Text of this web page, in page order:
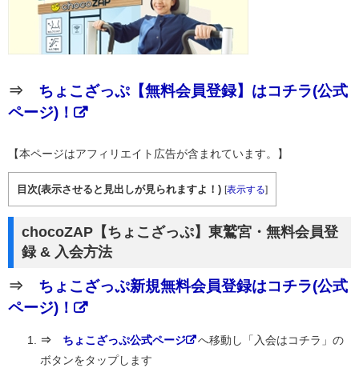
⇒ ちょこざっぷ【無料会員登録】はコチラ(公式
ページ)！
【本ページはアフィリエイト広告が含まれています。】
目次(表示させると見出しが見られますよ！) [表示する]
chocoZAP【ちょこざっぷ】東鷲宮・無料会員登
録 & 入会方法
⇒ ちょこざっぷ新規無料会員登録はコチラ(公式
ページ)！
⇒ ちょこざっぷ公式ページ
へ移動し「入会はコチラ」の
ボタンをタップします